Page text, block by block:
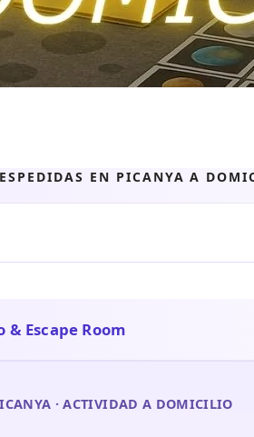
EN PICANYA A
Escape Room
· ACTIVIDAD A DOMICILIO